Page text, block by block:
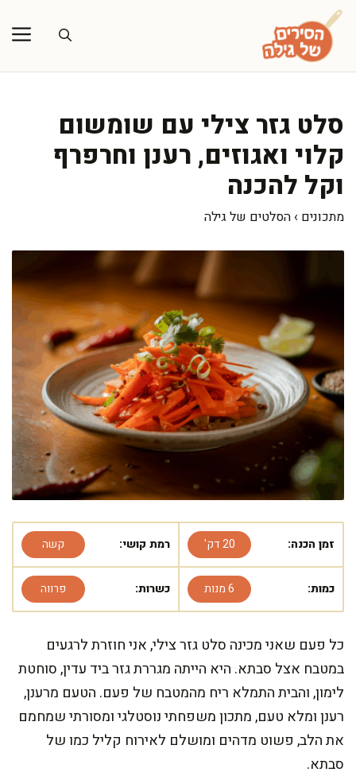
לדלג
לתוכן
סלט גזר צילי עם שומשום
קלוי ואגוזים, רענן וחרפרף
וקל להכנה
מתכונים › הסלטים של גילה
זמן הכנה: 20 דק' רמת קושי: קשה
כמות: 6 מנות כשרות: פרווה
כל פעם שאני מכינה סלט גזר צילי, אני חוזרת לרגעים
במטבח אצל סבתא. היא הייתה מגררת גזר ביד עדין, סוחטת
לימון, והבית התמלא ריח מהמטבח של פעם. הטעם מרענן,
רענן ומלא טעם, מתכון משפחתי נוסטלגי ומסורתי שמחמם
את הלב, פשוט מדהים ומושלם לאירוח קליל כמו של
סבתא.